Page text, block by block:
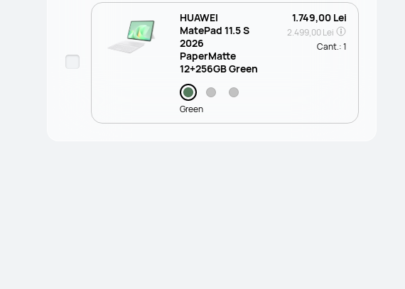
HUAWEI
MatePad 11.5 S
2026
PaperMatte
12+256GB Green
Green
1.749,00 Lei
2.499,00 Lei
Cant.:1